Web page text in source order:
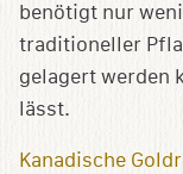
benötigt nur
traditioneller
gelagert werden
lässt.
Kanadische